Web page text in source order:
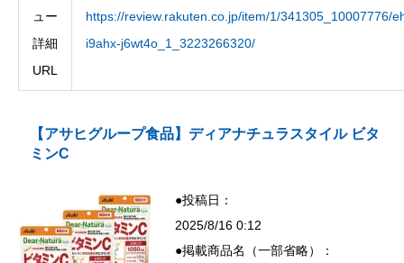
ュー
詳細
URL
https://review.rakuten.co.jp/item/1/341305_10007776/
i9ahx-j6wt4o_1_3223266320/
【アサヒグループ食品】ディアナチュラスタイル ビタ
ミンC
●投稿日：
2025/8/16 0:12
●掲載商品名（一部省略）：